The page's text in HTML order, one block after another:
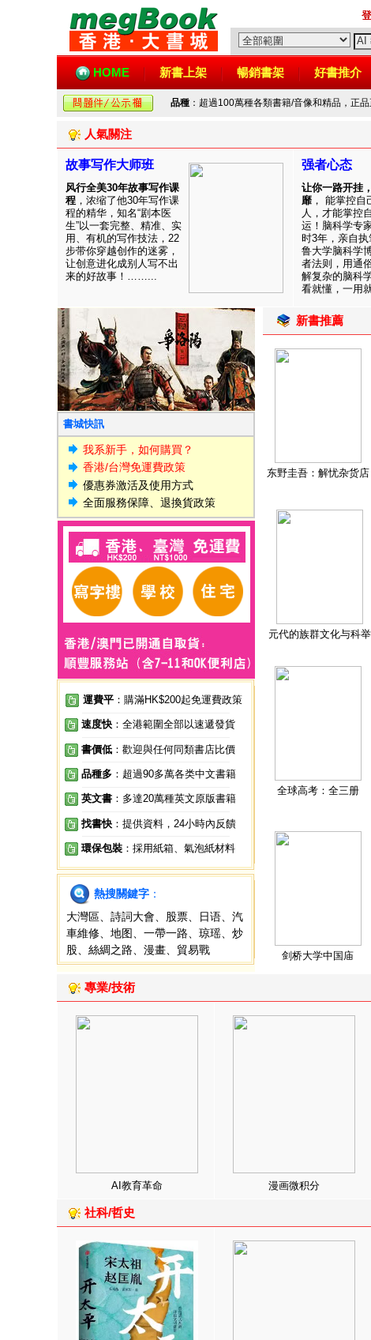
HOME 新書上架 暢銷書架 好書推介
品種 ：超過100萬種各類書籍/音像和精品，正
人氣關注
故事写作大师班
风行全美30年故事写作课
程 ，浓缩了他30年写作课
程的精华，知名“剧本医
生”以一套完整、精准、实
用、有机的写作技法，22
步带你穿越创作的迷雾，
让创意进化成别人写不出
来的好故事！……...
强者心态
让你一路开挂
靡 ， 能掌控自
人，才能掌控
运！脑科学专
时3年，亲自
鲁大学脑科学
者法则，用通
解复杂的脑科
看就懂，一用
書城快訊
我系新手，如何購買？
香港/台灣免運費政策
優惠券激活及使用方式
全面服務保障、退換貨政策
運費平 ：購滿HK$200起免運費政策
速度快 ：全港範圍全部以速遞發貨
書價低 ：歡迎與任何同類書店比價
品種多 ：超過90多萬各类中文書籍
英文書 ：多達20萬種英文原版書籍
找書快 ：提供資料，24小時內反饋
環保包裝 ：採用紙箱、氣泡紙材料
熱搜關鍵字 ：
大灣區
詩詞大會 股票 日语
汽
車維修
地图 一帶一路 琼瑶
炒
股
絲綢之路 漫畫 貿易戰
新書推薦
东野圭吾：解忧杂货店
元代的族群文化与科举
全球高考：全三册
剑桥大学中国庙
專業/技術
AI教育革命 漫画微积分
社科/哲史